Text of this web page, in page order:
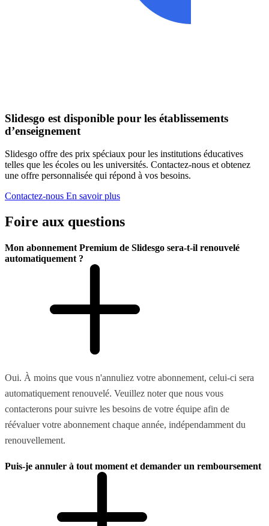
Slidesgo est disponible pour les établissements
d’enseignement
Slidesgo offre des prix spéciaux pour les institutions éducatives
telles que les écoles ou les universités. Contactez-nous et obtenez
une offre personnalisée qui répond à vos besoins.
Contactez-nous En savoir plus
Foire aux questions
Mon abonnement Premium de Slidesgo sera-t-il renouvelé
automatiquement ?
Oui. À moins que vous n'annuliez votre abonnement, celui-ci sera
automatiquement renouvelé. Veuillez noter que nous vous
contacterons pour suivre les besoins de votre équipe afin de
réévaluer votre abonnement chaque année, indépendamment du
renouvellement.
Puis-je annuler à tout moment et demander un remboursement